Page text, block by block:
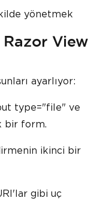
yönetmek
View
ayarlıyor:
type="file" ve
bir form.
ikinci bir
gibi uç